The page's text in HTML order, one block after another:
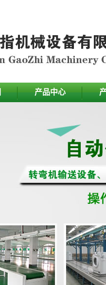
产品中心